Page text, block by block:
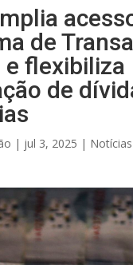
de
e flexibiliza
de
| jul 3, 2025 | Notícias